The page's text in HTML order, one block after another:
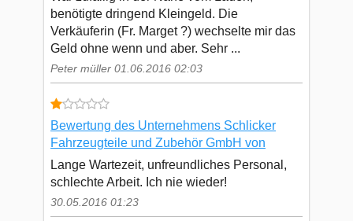
benötigte dringend Kleingeld. Die
Verkäuferin (Fr. Marget ?) wechselte mir das
Geld ohne wenn und aber. Sehr ...
Peter müller 01.06.2016 02:03
Bewertung des Unternehmens Schlicker
Fahrzeugteile und Zubehör GmbH von
Lange Wartezeit, unfreundliches Personal,
schlechte Arbeit. Ich nie wieder!
30.05.2016 01:23